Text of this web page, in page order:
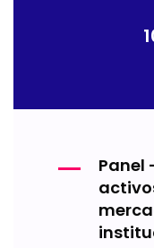
Panel